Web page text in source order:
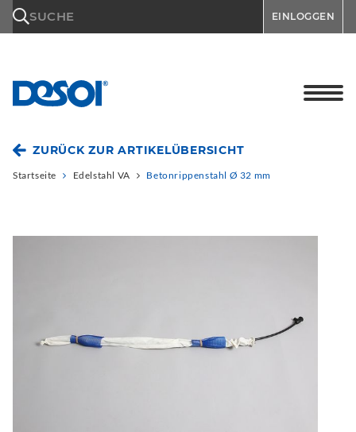
SUCHE EINLOGGEN
ZURÜCK ZUR ARTIKELÜBERSICHT
Startseite Edelstahl VA Betonrippenstahl Ø 32 mm